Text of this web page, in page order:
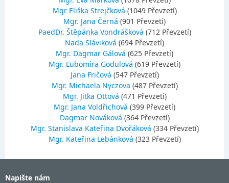
Mgr Eliška Strejčková (1049 Převzetí)
Mgr. Jana Černá (901 Převzetí)
PaedDr. Štěpánka Vondrášková (712 Převzetí)
Naďa Sláviková (694 Převzetí)
Mgr. Dagmar Gálová (625 Převzetí)
Mgr. Ľubomíra Godulová (619 Převzetí)
Jana Fričová (547 Převzetí)
Mgr. Michaela Nyczova (487 Převzetí)
Mgr. Jitka Ottová (471 Převzetí)
Mgr. Jana Voldřichová (399 Převzetí)
Dagmar Nováková (364 Převzetí)
Mgr. Stanislava Kateřina Dvořáková (334 Převzetí)
Mgr. Kateřina Lebánková (323 Převzetí)
Napište nám